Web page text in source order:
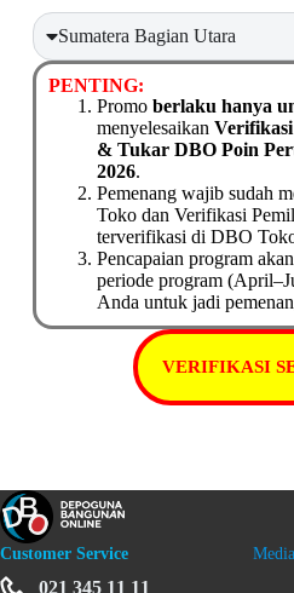
Sumatera Bagian Utara
PENTING:
Promo berlaku hanya
menyelesaikan
& Tukar DBO Poin
2026.
Pemenang wajib sudah
Toko dan Verifikasi
terverifikasi di DBO
Pencapaian program
periode program
Anda untuk jadi
VERIFIKASI
Customer Service
021 345 11 11